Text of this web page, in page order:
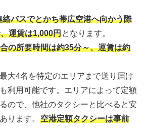
バスでとかち帯広空港へ向かう際
運賃は1,000円となります。
の所要時間は約35分～、運賃は約
大4名を特定のエリアまで送り届け
利用可能です。エリアによって定額
ので、他社のタクシーと比べると安
ります。 空港定額タクシーは事前